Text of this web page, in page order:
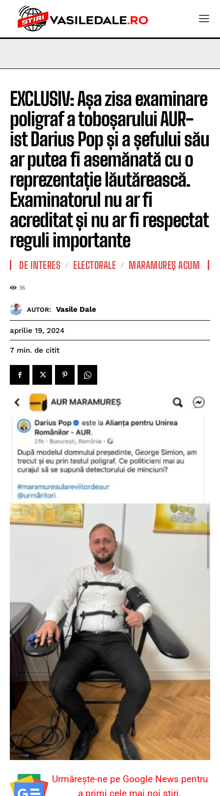
EXCLUSIV: Așa zisa examinare
poligraf a toboșarului AUR-
ist Darius Pop și a șefului său
ar putea fi asemănată cu o
reprezentație lăutărească.
Examinatorul nu ar fi
acreditat și nu ar fi respectat
reguli importante
DE INTERES ELECTORALE MARAMUREȘ ACUM
36
AUTOR: Vasile Dale
aprilie 19, 2024
7 min. de citit
Urmărește-ne pe Google News pentru
a primi cele mai noi știri.